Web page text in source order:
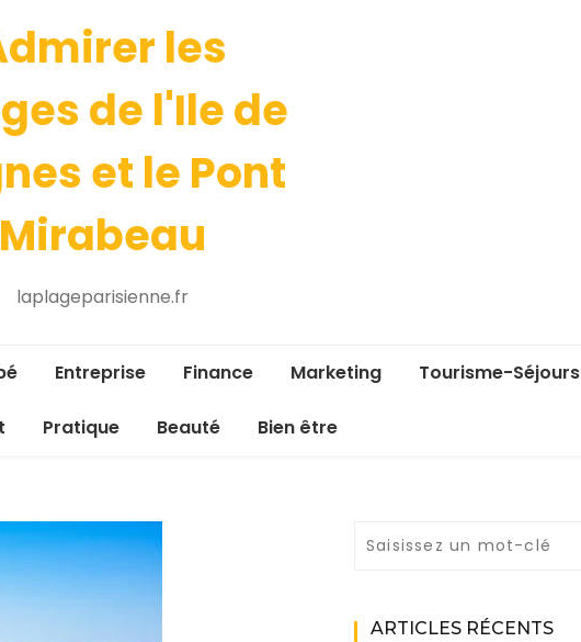
les
de l'Ile de
et le Pont
Mirabeau
laplageparisienne.fr
Entreprise Finance Marketing Tourisme-Séjours
Pratique Beauté Bien être
ARTICLES RÉCENTS